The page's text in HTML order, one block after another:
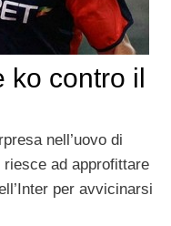
contro il
nell’uovo di
riesce ad approfittare
per avvicinarsi